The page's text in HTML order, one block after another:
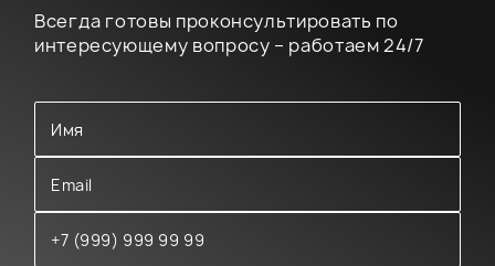
Всегда готовы проконсультировать по
интересующему вопросу – работаем 24/7